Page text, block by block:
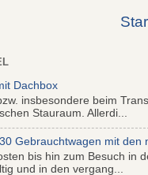
Dachbox
insbesondere beim
Stauraum. Allerdi...
Gebrauchtwagen mit den
bis hin zum Besuch in
und in den vergang...